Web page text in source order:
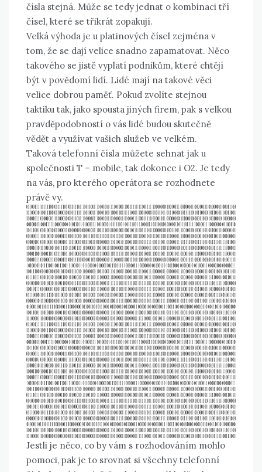
čísla stejná. Může se tedy jednat o kombinaci tří
čísel, které se třikrát zopakují.
Velká výhoda je u platinových čísel zejména v
tom, že se dají velice snadno zapamatovat. Něco
takového se jistě vyplatí podnikům, které chtějí
být v povědomí lidí. Lidé mají na takové věci
velice dobrou paměť. Pokud zvolíte stejnou
taktiku tak, jako spousta jiných firem, pak s velkou
pravděpodobností o vás lidé budou skutečně
vědět a využívat vašich služeb ve velkém.
Taková telefonní čísla můžete sehnat jak u
společnosti T – mobile, tak dokonce i O2. Je tedy
na vás, pro kterého operátora se rozhodnete
právě vy.
Jestli je něco, co by vám s rozhodováním mohlo
pomoci, pak je to srovnat si všechny telefonní